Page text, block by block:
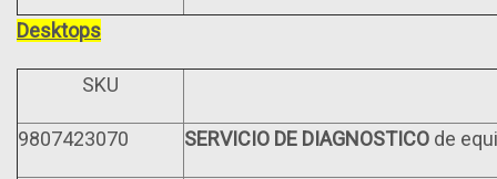
Desktops
SKU
9807423070 SERVICIO DE DIAGNOSTICO de